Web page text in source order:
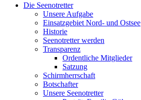
Die Seenotretter
Unsere Aufgabe
Einsatzgebiet Nord- und Ostsee
Historie
Seenotretter werden
Transparenz
Ordentliche Mitglieder
Satzung
Schirmherrschaft
Botschafter
Unsere Seenotretter